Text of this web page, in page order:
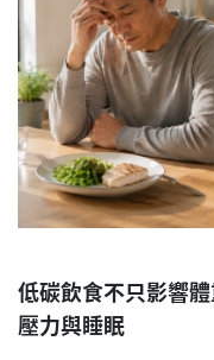
低碳飲食不只影響
壓力與睡眠